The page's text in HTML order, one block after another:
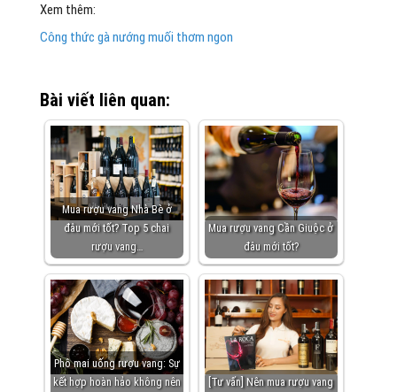
Xem thêm:
Công thức gà nướng muối thơm ngon
Bài viết liên quan:
Mua rượu vang Nhà Bè ở
đâu mới tốt? Top 5 chai
rượu vang…
Mua rượu vang Cần Giuộc ở
đâu mới tốt?
Phô mai uống rượu vang: Sự
kết hợp hoàn hảo không nên
[Tư vấn] Nên mua rượu vang